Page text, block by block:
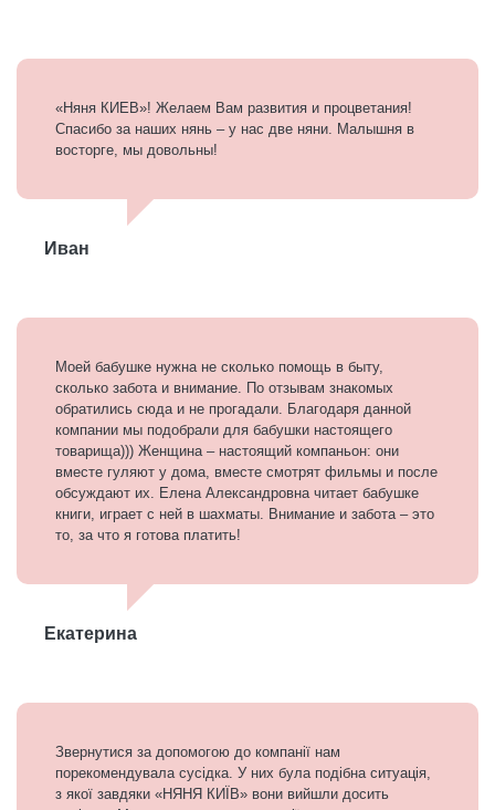
«Няня КИЕВ»! Желаем Вам развития и процветания!
Спасибо за наших нянь – у нас две няни. Малышня в
восторге, мы довольны!
Иван
Моей бабушке нужна не сколько помощь в быту,
сколько забота и внимание. По отзывам знакомых
обратились сюда и не прогадали. Благодаря данной
компании мы подобрали для бабушки настоящего
товарища))) Женщина – настоящий компаньон: они
вместе гуляют у дома, вместе смотрят фильмы и после
обсуждают их. Елена Александровна читает бабушке
книги, играет с ней в шахматы. Внимание и забота – это
то, за что я готова платить!
Екатерина
Звернутися за допомогою до компанії нам
порекомендувала сусідка. У них була подібна ситуація,
з якої завдяки «НЯНЯ КИЇВ» вони вийшли досить